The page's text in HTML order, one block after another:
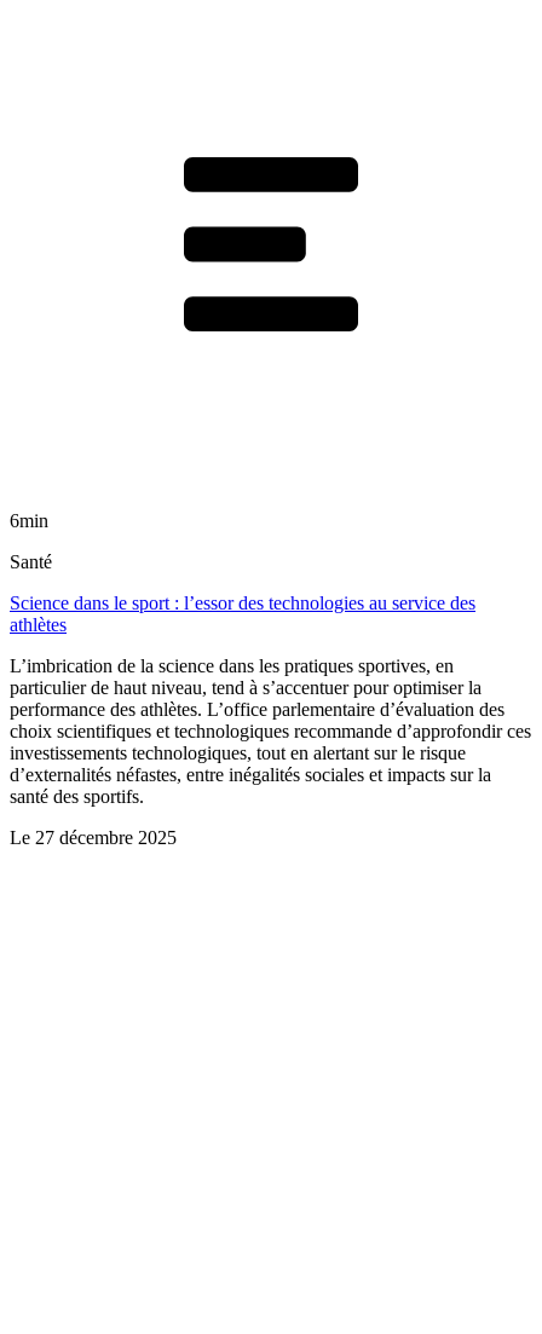
6min
Santé
Science dans le sport : l’essor des technologies au service des
athlètes
L’imbrication de la science dans les pratiques sportives, en
particulier de haut niveau, tend à s’accentuer pour optimiser la
performance des athlètes. L’office parlementaire d’évaluation des
choix scientifiques et technologiques recommande d’approfondir ces
investissements technologiques, tout en alertant sur le risque
d’externalités néfastes, entre inégalités sociales et impacts sur la
santé des sportifs.
Le 27 décembre 2025